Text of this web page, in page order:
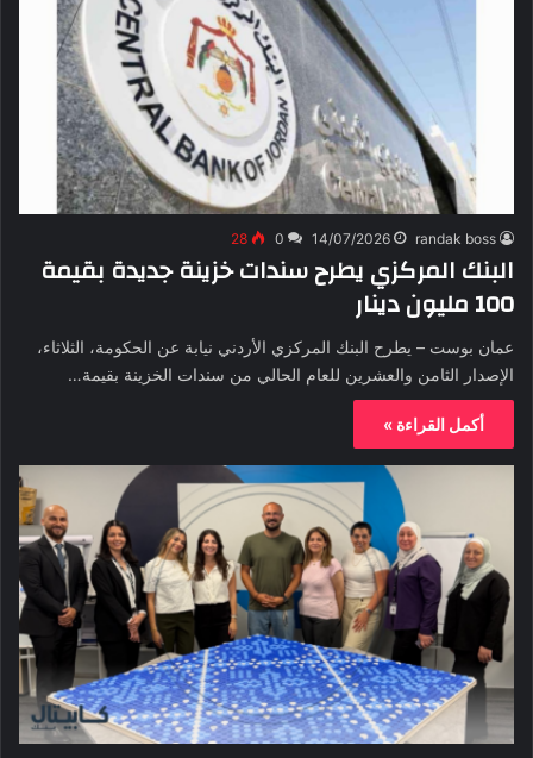
randak boss
14/07/2026
0
28
البنك المركزي يطرح سندات خزينة جديدة بقيمة
100 مليون دينار
عمان بوست – يطرح البنك المركزي الأردني نيابة عن الحكومة، الثلاثاء،
الإصدار الثامن والعشرين للعام الحالي من سندات الخزينة بقيمة…
أكمل القراءة »